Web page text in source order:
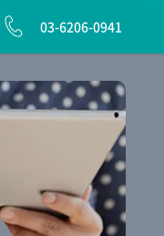
03-6206-0941